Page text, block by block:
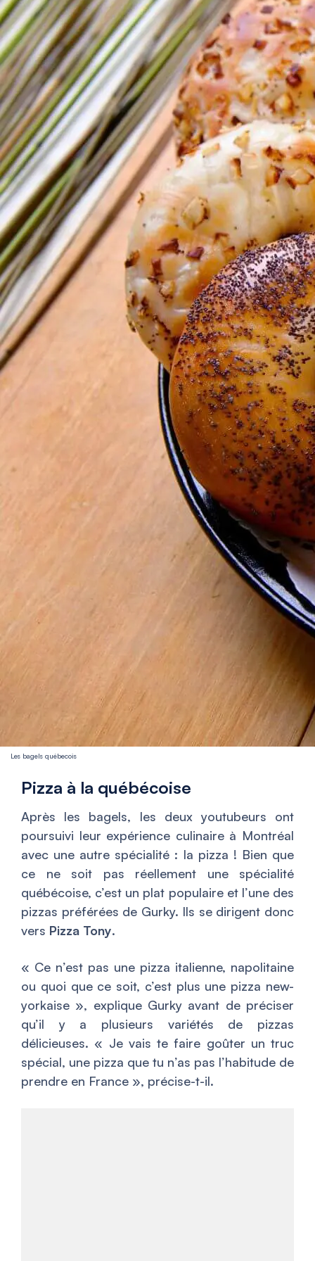
Les bagels québecois
Pizza à la québécoise
Après les bagels, les deux youtubeurs ont
poursuivi leur expérience culinaire à Montréal
avec une autre spécialité : la pizza ! Bien que
ce ne soit pas réellement une spécialité
québécoise, c’est un plat populaire et l’une des
pizzas préférées de Gurky. Ils se dirigent donc
vers Pizza Tony.
« Ce n’est pas une pizza italienne, napolitaine
ou quoi que ce soit, c’est plus une pizza new-
yorkaise », explique Gurky avant de préciser
qu’il y a plusieurs variétés de pizzas
délicieuses. « Je vais te faire goûter un truc
spécial, une pizza que tu n’as pas l’habitude de
prendre en France », précise-t-il.